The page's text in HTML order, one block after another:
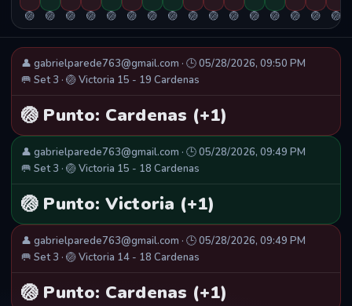
🏐 🏐 🏐 🏐 🏐 🏐 🏐 🏐 🏐 🏐 🏐 🏐 🏐 🏐 🏐 🏐
👤 gabrielparede763@gmail.com · 🕒 05/28/2026, 09:50 PM
🥅 Set 3 · 🏐 Victoria 15 - 19 Cardenas
🏐 Punto: Cardenas (+1)
👤 gabrielparede763@gmail.com · 🕒 05/28/2026, 09:49 PM
🥅 Set 3 · 🏐 Victoria 15 - 18 Cardenas
🏐 Punto: Victoria (+1)
👤 gabrielparede763@gmail.com · 🕒 05/28/2026, 09:49 PM
🥅 Set 3 · 🏐 Victoria 14 - 18 Cardenas
🏐 Punto: Cardenas (+1)